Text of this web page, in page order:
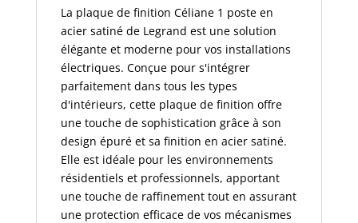
La plaque de finition Céliane 1 poste en
acier satiné de Legrand est une solution
élégante et moderne pour vos installations
électriques. Conçue pour s'intégrer
parfaitement dans tous les types
d'intérieurs, cette plaque de finition offre
une touche de sophistication grâce à son
design épuré et sa finition en acier satiné.
Elle est idéale pour les environnements
résidentiels et professionnels, apportant
une touche de raffinement tout en assurant
une protection efficace de vos mécanismes